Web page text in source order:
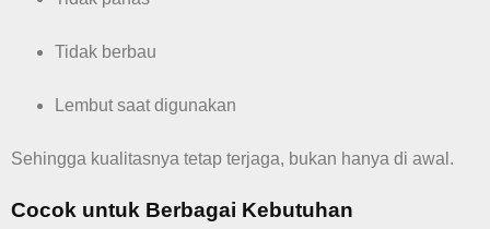
Tidak berbau
Lembut saat digunakan
Sehingga kualitasnya tetap terjaga, bukan hanya di awal.
Cocok untuk Berbagai Kebutuhan